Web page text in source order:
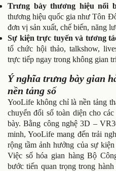
Trưng bày thương hiệu nổi
thương hiệu quốc gia như Tôn
đơn vị sản xuất, chế biến, năng
Sự kiện trực tuyến và tương
tổ chức hội thảo, talkshow,
trực tiếp ngay trong không gian
Ý nghĩa trưng bày gian
nền tảng số
YooLife không chỉ là nền tảng
chuyển đổi số toàn diện cho
bày. Bằng công nghệ 3D –
minh, YooLife mang đến trải
rộng tầm ảnh hưởng của sự
Việc số hóa gian hàng Bộ
bước tiến quan trọng trong